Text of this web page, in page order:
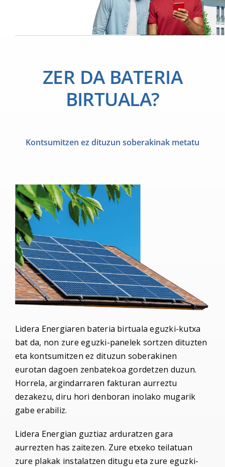
ZER DA BATERIA
BIRTUALA?
Kontsumitzen ez dituzun soberakinak metatu
Lidera Energiaren bateria birtuala eguzki-kutxa
bat da, non zure eguzki-panelek sortzen dituzten
eta kontsumitzen ez dituzun soberakinen
eurotan dagoen zenbatekoa gordetzen duzun.
Horrela, argindarraren fakturan aurreztu
dezakezu, diru hori denboran inolako mugarik
gabe erabiliz.
Lidera Energian guztiaz arduratzen gara
aurrezten has zaitezen. Zure etxeko teilatuan
zure plakak instalatzen ditugu eta zure eguzki-